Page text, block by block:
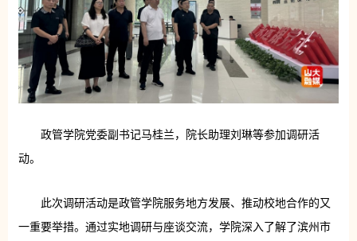
政管学院党委副书记马桂兰，院长助理刘琳等参加调研活
动。
此次调研活动是政管学院服务地方发展、推动校地合作的又
一重要举措。通过实地调研与座谈交流，学院深入了解了滨州市